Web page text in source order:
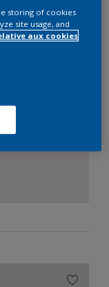
storing of cookies
site usage, and
aux cookies